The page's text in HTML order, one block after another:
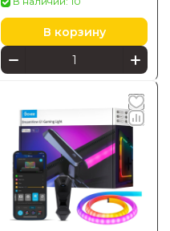
дюймов H6179
В корзину